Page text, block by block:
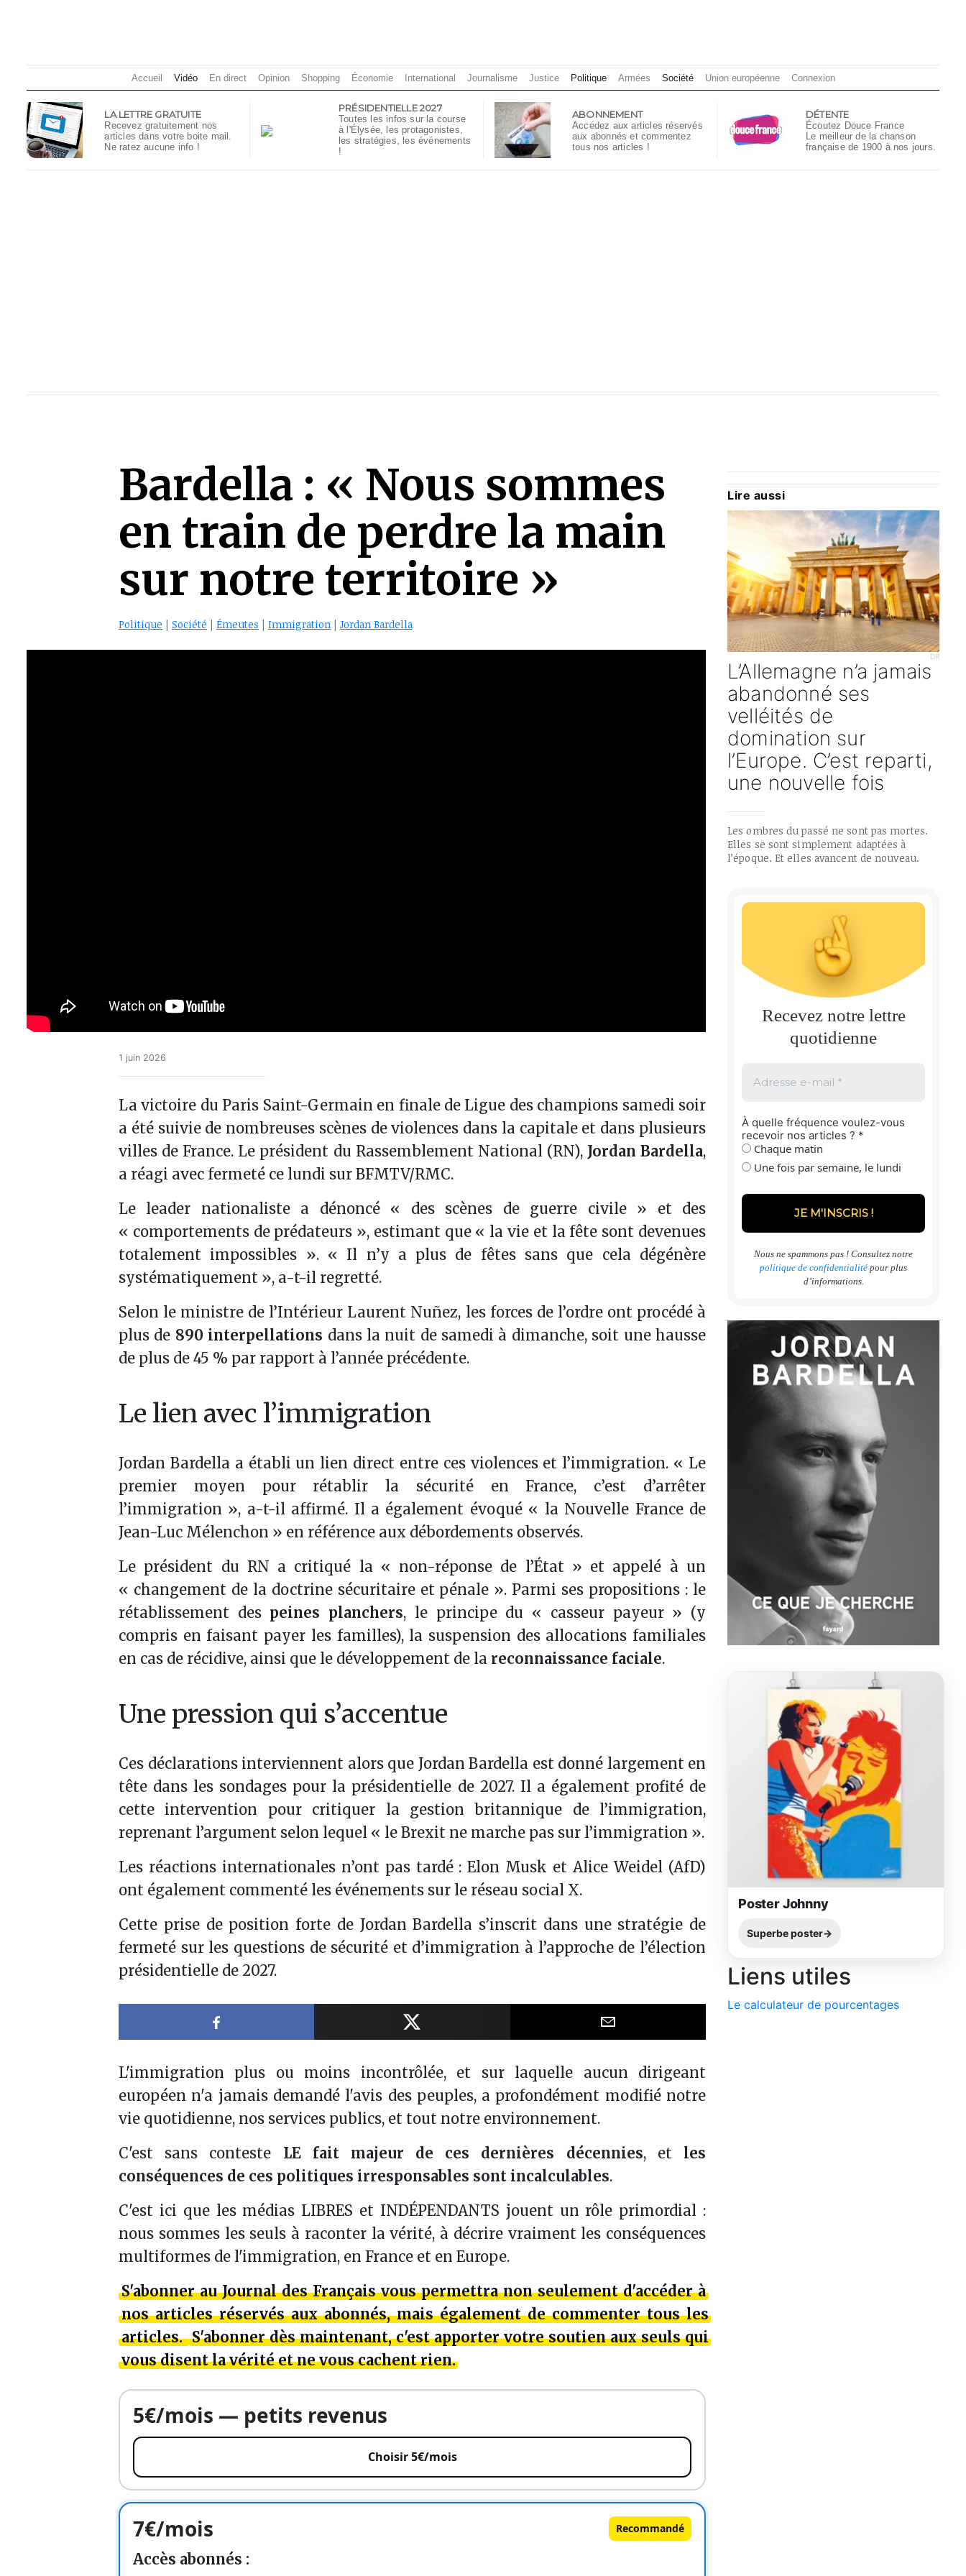
Accueil Vidéo En direct Opinion Shopping Économie International Journalisme Justice Politique Armées Société Union européenne Connexion
LA LETTRE GRATUITE
Recevez gratuitement nos
articles dans votre boite mail.
Ne ratez aucune info !
PRÉSIDENTIELLE 2027
Toutes les infos sur la course
à l'Élysée, les protagonistes,
les stratégies, les événements
!
ABONNEMENT
Accédez aux articles réservés
aux abonnés et commentez
tous nos articles !
DÉTENTE
Écoutez Douce France
Le meilleur de la chanson
française de 1900 à nos jours.
Bardella : « Nous sommes
en train de perdre la main
sur notre territoire »
Politique Société Émeutes Immigration Jordan Bardella
1 juin 2026
La victoire du Paris Saint-Germain en finale de Ligue des champions samedi soir
a été suivie de nombreuses scènes de violences dans la capitale et dans plusieurs
villes de France. Le président du Rassemblement National (RN), Jordan Bardella,
a réagi avec fermeté ce lundi sur BFMTV/RMC.
Le leader nationaliste a dénoncé « des scènes de guerre civile » et des
« comportements de prédateurs », estimant que « la vie et la fête sont devenues
totalement impossibles ». « Il n’y a plus de fêtes sans que cela dégénère
systématiquement », a-t-il regretté.
Selon le ministre de l’Intérieur Laurent Nuñez, les forces de l’ordre ont procédé à
plus de 890 interpellations dans la nuit de samedi à dimanche, soit une hausse
de plus de 45 % par rapport à l’année précédente.
Le lien avec l’immigration
Jordan Bardella a établi un lien direct entre ces violences et l’immigration. « Le
premier moyen pour rétablir la sécurité en France, c’est d’arrêter
l’immigration », a-t-il affirmé. Il a également évoqué « la Nouvelle France de
Jean-Luc Mélenchon » en référence aux débordements observés.
Le président du RN a critiqué la « non-réponse de l’État » et appelé à un
« changement de la doctrine sécuritaire et pénale ». Parmi ses propositions : le
rétablissement des peines planchers, le principe du « casseur payeur » (y
compris en faisant payer les familles), la suspension des allocations familiales
en cas de récidive, ainsi que le développement de la reconnaissance faciale.
Une pression qui s’accentue
Ces déclarations interviennent alors que Jordan Bardella est donné largement en
tête dans les sondages pour la présidentielle de 2027. Il a également profité de
cette intervention pour critiquer la gestion britannique de l’immigration,
reprenant l’argument selon lequel « le Brexit ne marche pas sur l’immigration ».
Les réactions internationales n’ont pas tardé : Elon Musk et Alice Weidel (AfD)
ont également commenté les événements sur le réseau social X.
Cette prise de position forte de Jordan Bardella s’inscrit dans une stratégie de
fermeté sur les questions de sécurité et d’immigration à l’approche de l’élection
présidentielle de 2027.
Partager sur Facebook Partager sur X Partager par e-mail
L'immigration plus ou moins incontrôlée, et sur laquelle aucun dirigeant
européen n'a jamais demandé l'avis des peuples, a profondément modifié notre
vie quotidienne, nos services publics, et tout notre environnement.
C'est sans conteste LE fait majeur de ces dernières décennies, et les
conséquences de ces politiques irresponsables sont incalculables.
C'est ici que les médias LIBRES et INDÉPENDANTS jouent un rôle primordial :
nous sommes les seuls à raconter la vérité, à décrire vraiment les conséquences
multiformes de l'immigration, en France et en Europe.
S'abonner au Journal des Français vous permettra non seulement d'accéder à
nos articles réservés aux abonnés, mais également de commenter tous les
articles. S'abonner dès maintenant, c'est apporter votre soutien aux seuls qui
vous disent la vérité et ne vous cachent rien.
5€/mois — petits revenus
Choisir 5€/mois
7€/mois Recommandé
Accès abonnés :
Lire aussi
DR
L’Allemagne n’a jamais
abandonné ses
velléités de
domination sur
l’Europe. C’est reparti,
une nouvelle fois
Les ombres du passé ne sont pas mortes.
Elles se sont simplement adaptées à
l’époque. Et elles avancent de nouveau.
Recevez notre lettre
quotidienne
À quelle fréquence voulez-vous
recevoir nos articles ? *
Chaque matin
Une fois par semaine, le lundi
Nous ne spammons pas ! Consultez notre
politique de confidentialité pour plus
d’informations.
Poster Johnny
Superbe poster
Liens utiles
Le calculateur de pourcentages